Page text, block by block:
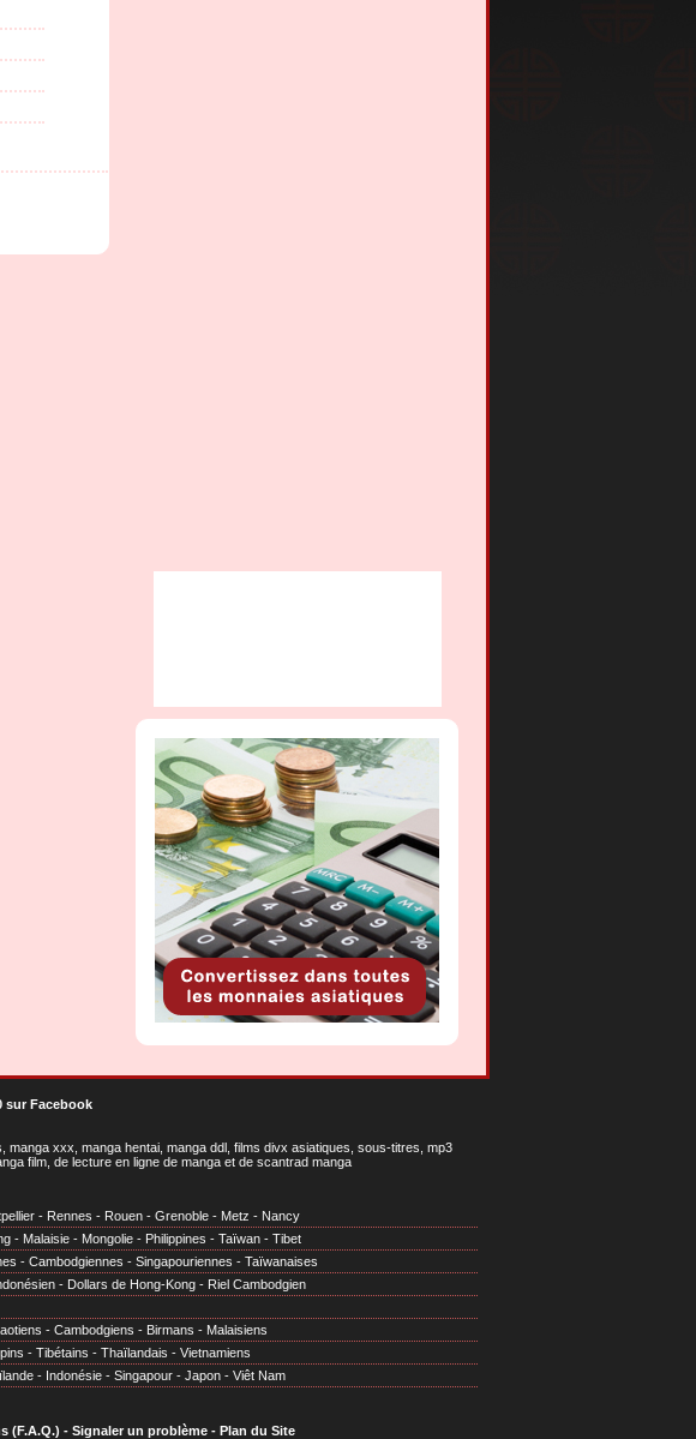
sur Facebook
manga xxx, manga hentai, manga ddl, films divx asiatiques, sous-titres, mp3
film, de lecture en ligne de manga et de scantrad manga
- Rennes - Rouen - Grenoble - Metz - Nancy
- Malaisie - Mongolie - Philippines - Taïwan - Tibet
- Cambodgiennes - Singapouriennes - Taïwanaises
- Dollars de Hong-Kong - Riel Cambodgien
- Cambodgiens - Birmans - Malaisiens
- Tibétains - Thaïlandais - Vietnamiens
- Indonésie - Singapour - Japon - Viêt Nam
(F.A.Q.) - Signaler un problème- Plan du Site